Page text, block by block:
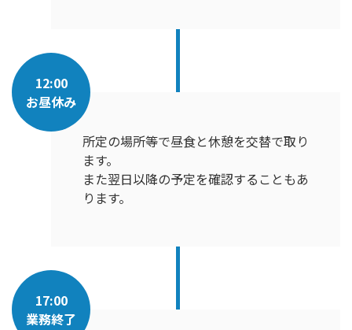
12:00
お昼休み
所定の場所等で昼食と休憩を交替で取り
ます。
また翌日以降の予定を確認することもあ
ります。
17:00
業務終了